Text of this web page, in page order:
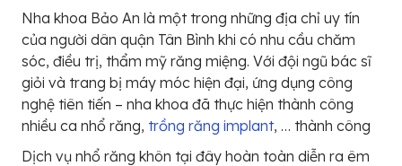
Nha khoa Bảo An là một trong những địa chỉ uy tín
của người dân quận Tân Bình khi có nhu cầu chăm
sóc, điều trị, thẩm mỹ răng miệng. Với đội ngũ bác sĩ
giỏi và trang bị máy móc hiện đại, ứng dụng công
nghệ tiên tiến – nha khoa đã thực hiện thành công
nhiều ca nhổ răng, trồng răng implant, … thành công
Dịch vụ nhổ răng khôn tại đây hoàn toàn diễn ra êm